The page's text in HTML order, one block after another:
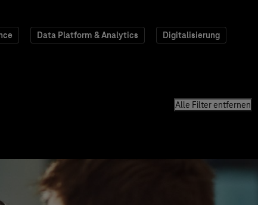
Data Platform & Analytics Digitalisierung
Alle Filter entfernen